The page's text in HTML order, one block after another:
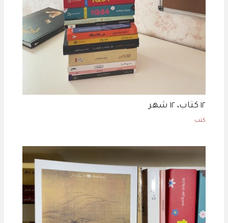
١٢ كتاب، ١٢ شهر
كتب